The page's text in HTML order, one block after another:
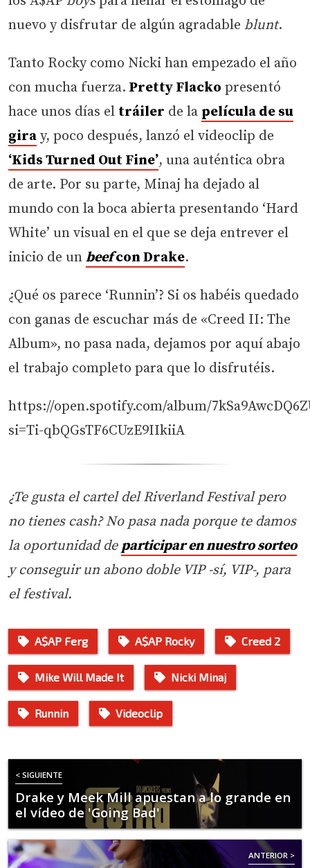
nuevo y disfrutar de algún agradable blunt.
Tanto Rocky como Nicki han empezado el año
con mucha fuerza. Pretty Flacko presentó
hace unos días el tráiler de la película de su
gira y, poco después, lanzó el videoclip de
‘Kids Turned Out Fine’, una auténtica obra
de arte. Por su parte, Minaj ha dejado al
mundo con la boca abierta presentando ‘Hard
White’ un visual en el que se deja entrever el
inicio de un beefcon Drake.
¿Qué os parece ‘Runnin’? Si os habéis quedado
con ganas de escuchar más de «Creed II: The
Album», no pasa nada, dejamos por aquí abajo
el trabajo completo para que lo disfrutéis.
https://open.spotify.com/album/
si=Ti-qbQGsTF6CUzE9IIkiiA
¿Te gusta el cartel del Riverland Festival pero
no tienes cash? No pasa nada porque te damos
la oportunidad de participar en nuestro sorteo
y conseguir un abono doble VIP -sí, VIP-, para
el festival.
A$AP Ferg A$AP Rocky Creed 2
Mike Will Made It Nicki Minaj
Runnin Videoclip
< SIGUIENTE
Drake y Meek Mill apuestan a lo grande en
el vídeo de 'Going Bad'
ANTERIOR >